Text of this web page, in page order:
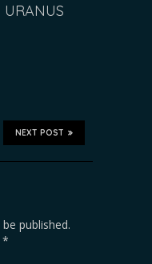
NEXT POST
published.
*